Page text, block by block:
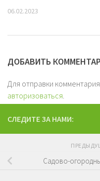
06.02.2023
ДОБАВИТЬ
Для отправки
авторизоваться.
СЛЕДИТЕ ЗА НАМИ:
Садово-